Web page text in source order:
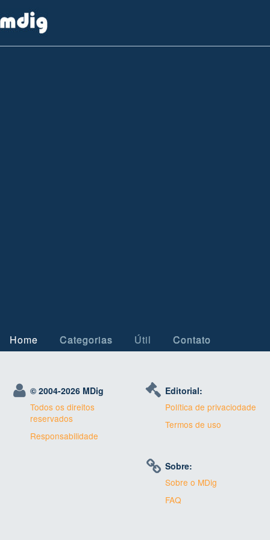
Home Categorias Útil Contato
© 2004-2026 MDig
Todos os direitos
reservados
Responsabilidade
Editorial:
Política de privaciodade
Termos de uso
Sobre:
Sobre o MDig
FAQ